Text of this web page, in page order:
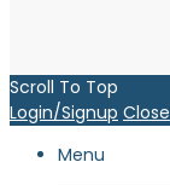
Scroll To Top
Login/Signup Close
Menu